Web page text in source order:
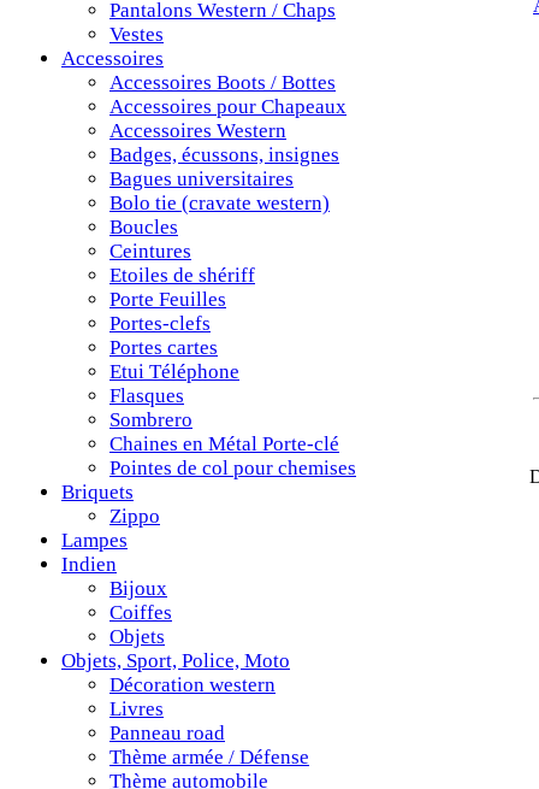
Pantalons Western / Chaps
Vestes
Accessoires
Accessoires Boots / Bottes
Accessoires pour Chapeaux
Accessoires Western
Badges, écussons, insignes
Bagues universitaires
Bolo tie (cravate western)
Boucles
Ceintures
Etoiles de shériff
Porte Feuilles
Portes-clefs
Portes cartes
Etui Téléphone
Flasques
Sombrero
Chaines en Métal Porte-clé
Pointes de col pour chemises
Briquets
Zippo
Lampes
Indien
Bijoux
Coiffes
Objets
Objets, Sport, Police, Moto
Décoration western
Livres
Panneau road
Thème armée / Défense
Thème automobile